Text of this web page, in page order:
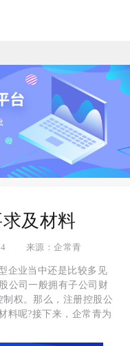
及材料
来源：企常青
业当中还是比较多见
公司一般拥有子公司财
权。那么，注册控股公
料呢?接下来，企常青为